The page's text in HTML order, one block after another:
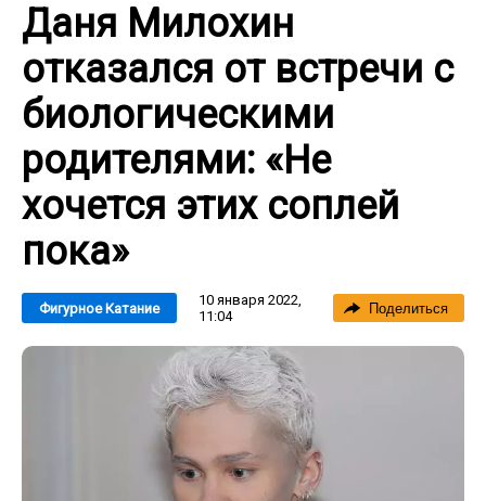
Даня Милохин
отказался от встречи с
биологическими
родителями: «Не
хочется этих соплей
пока»
Фигурное Катание
10 января 2022,
11:04
Поделиться